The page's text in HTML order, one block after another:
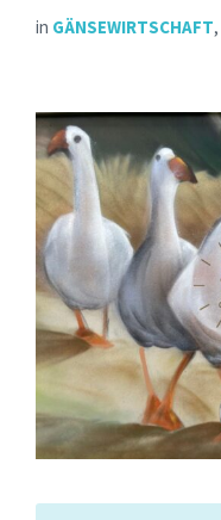
in GÄNSEWIRTSCHAFT,